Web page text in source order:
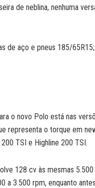
de neblina, nenhuma
de aço e pneus 185/
o novo Polo está nas
representa o torque em
TSI e Highline 200 TSI.
128 cv às mesmas
a 3.500 rpm, enquanto